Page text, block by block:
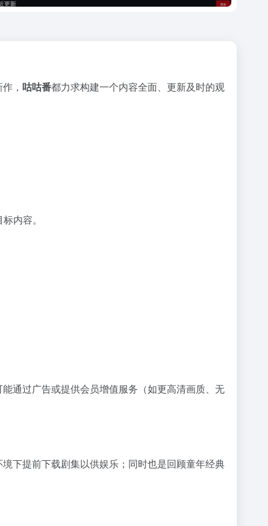
， 咕咕番都力求构建一个内容全面、更新及时的观
内容。
通过广告或提供会员增值服务（如更高清画质、无
下提前下载剧集以供娱乐；同时也是回顾童年经典